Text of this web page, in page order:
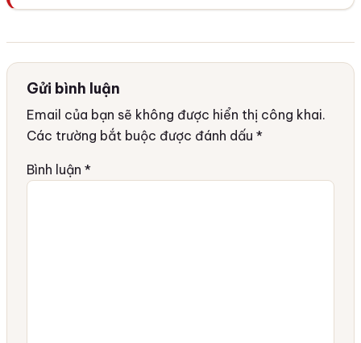
Gửi bình luận
Email của bạn sẽ không được hiển thị công khai.
Các trường bắt buộc được đánh dấu *
Bình luận *